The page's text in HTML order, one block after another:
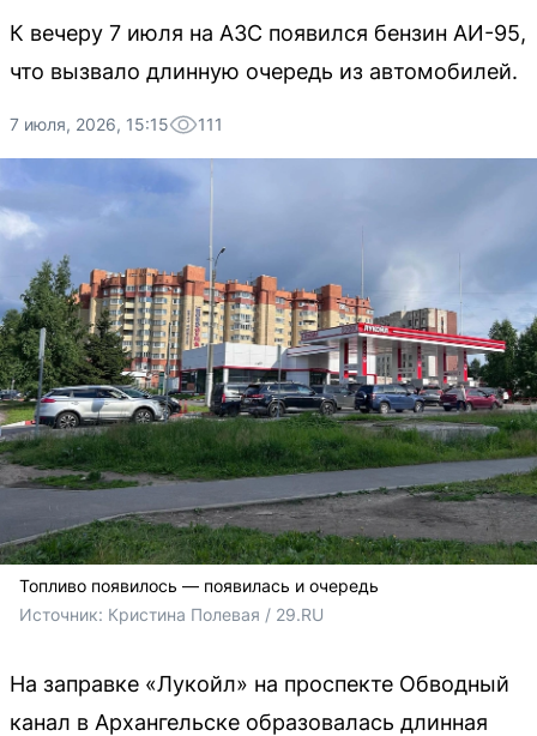
К вечеру 7 июля на АЗС появился бензин АИ-95,
что вызвало длинную очередь из автомобилей.
7 июля, 2026, 15:15 111
Топливо появилось — появилась и очередь
Источник: Кристина Полевая / 29.RU
На заправке «Лукойл» на проспекте Обводный
канал в Архангельске образовалась длинная